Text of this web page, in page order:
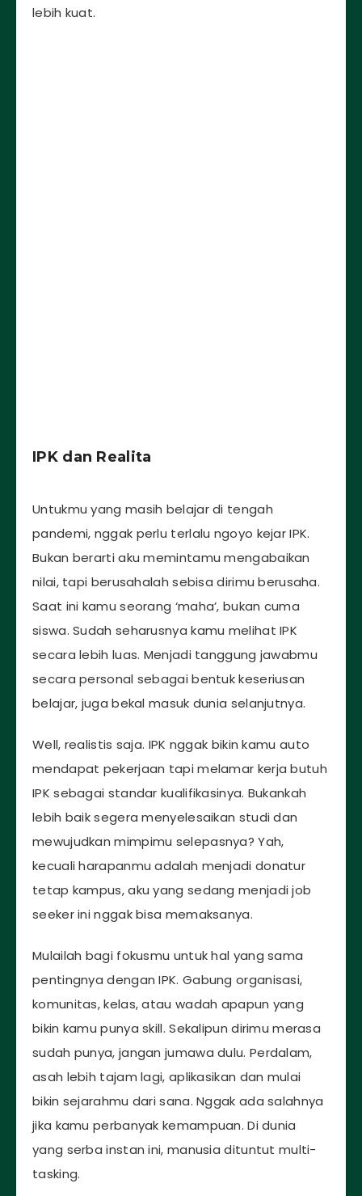
lebih kuat.
IPK dan Realita
Untukmu yang masih belajar di tengah
pandemi, nggak perlu terlalu ngoyo kejar IPK.
Bukan berarti aku memintamu mengabaikan
nilai, tapi berusahalah sebisa dirimu berusaha.
Saat ini kamu seorang ‘maha’, bukan cuma
siswa. Sudah seharusnya kamu melihat IPK
secara lebih luas. Menjadi tanggung jawabmu
secara personal sebagai bentuk keseriusan
belajar, juga bekal masuk dunia selanjutnya.
Well, realistis saja. IPK nggak bikin kamu auto
mendapat pekerjaan tapi melamar kerja butuh
IPK sebagai standar kualifikasinya. Bukankah
lebih baik segera menyelesaikan studi dan
mewujudkan mimpimu selepasnya? Yah,
kecuali harapanmu adalah menjadi donatur
tetap kampus, aku yang sedang menjadi job
seeker ini nggak bisa memaksanya.
Mulailah bagi fokusmu untuk hal yang sama
pentingnya dengan IPK. Gabung organisasi,
komunitas, kelas, atau wadah apapun yang
bikin kamu punya skill. Sekalipun dirimu merasa
sudah punya, jangan jumawa dulu. Perdalam,
asah lebih tajam lagi, aplikasikan dan mulai
bikin sejarahmu dari sana. Nggak ada salahnya
jika kamu perbanyak kemampuan. Di dunia
yang serba instan ini, manusia dituntut multi-
tasking.